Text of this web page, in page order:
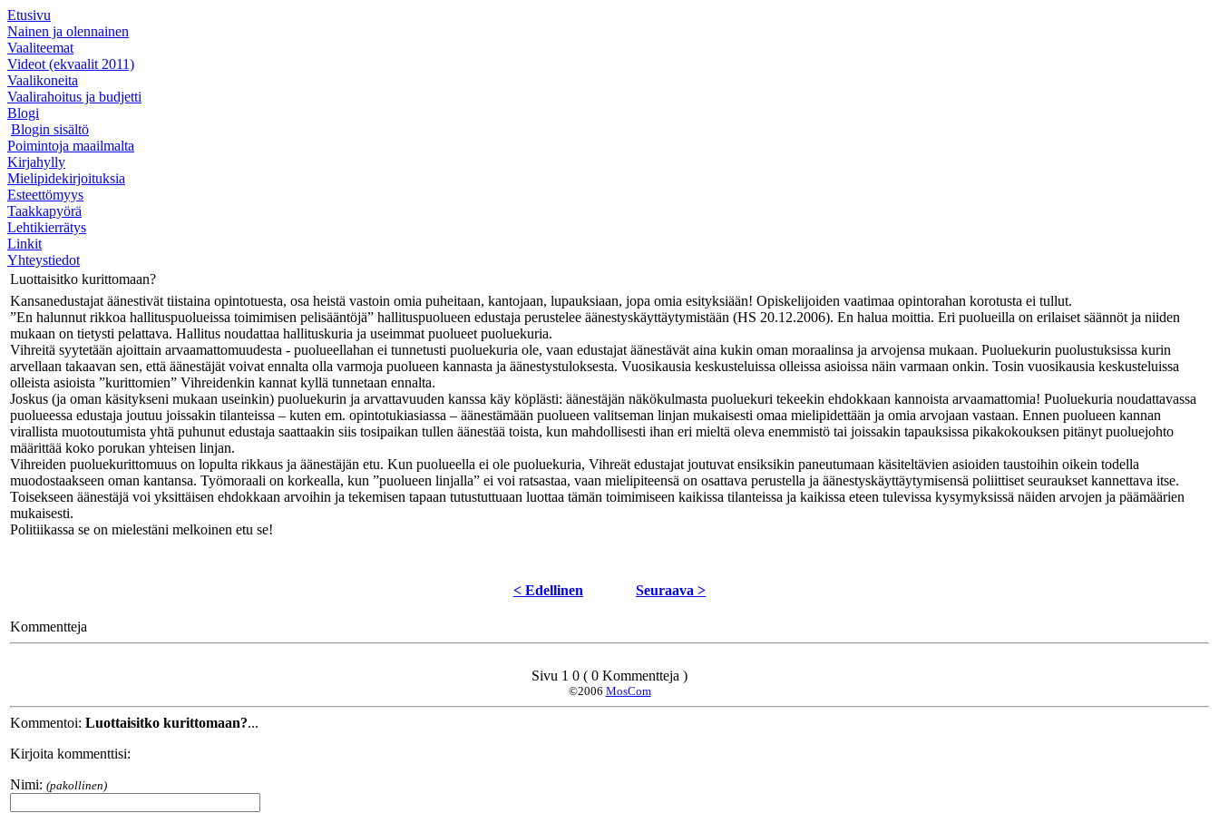
Etusivu
Nainen ja olennainen
Vaaliteemat
Videot (ekvaalit 2011)
Vaalikoneita
Vaalirahoitus ja budjetti
Blogi
Blogin sisältö
Poimintoja maailmalta
Kirjahylly
Mielipidekirjoituksia
Esteettömyys
Taakkapyörä
Lehtikierrätys
Linkit
Yhteystiedot
Luottaisitko kurittomaan?
Kansanedustajat äänestivät tiistaina opintotuesta, osa heistä vastoin omia puheitaan, kantojaan, lupauksiaan, jopa omia esityksiään! Opiskelijoiden vaatimaa opintorahan korotusta ei tullut.
”En halunnut rikkoa hallituspuolueissa toimimisen pelisääntöjä” hallituspuolueen edustaja perustelee äänestyskäyttäytymistään (HS 20.12.2006). En halua moittia. Eri puolueilla on erilaiset säännöt ja niiden
mukaan on tietysti pelattava. Hallitus noudattaa hallituskuria ja useimmat puolueet puoluekuria.
Vihreitä syytetään ajoittain arvaamattomuudesta - puolueellahan ei tunnetusti puoluekuria ole, vaan edustajat äänestävät aina kukin oman moraalinsa ja arvojensa mukaan. Puoluekurin puolustuksissa kurin
arvellaan takaavan sen, että äänestäjät voivat ennalta olla varmoja puolueen kannasta ja äänestystuloksesta. Vuosikausia keskusteluissa olleissa asioissa näin varmaan onkin. Tosin vuosikausia keskusteluissa
olleista asioista ”kurittomien” Vihreidenkin kannat kyllä tunnetaan ennalta.
Joskus (ja oman käsitykseni mukaan useinkin) puoluekurin ja arvattavuuden kanssa käy köplästi: äänestäjän näkökulmasta puoluekuri tekeekin ehdokkaan kannoista arvaamattomia! Puoluekuria noudattavassa
puolueessa edustaja joutuu joissakin tilanteissa – kuten em. opintotukiasiassa – äänestämään puolueen valitseman linjan mukaisesti omaa mielipidettään ja omia arvojaan vastaan. Ennen puolueen kannan
virallista muotoutumista yhtä puhunut edustaja saattaakin siis tosipaikan tullen äänestää toista, kun mahdollisesti ihan eri mieltä oleva enemmistö tai joissakin tapauksissa pikakokouksen pitänyt puoluejohto
määrittää koko porukan yhteisen linjan.
Vihreiden puoluekurittomuus on lopulta rikkaus ja äänestäjän etu. Kun puolueella ei ole puoluekuria, Vihreät edustajat joutuvat ensiksikin paneutumaan käsiteltävien asioiden taustoihin oikein todella
muodostaakseen oman kantansa. Työmoraali on korkealla, kun ”puolueen linjalla” ei voi ratsastaa, vaan mielipiteensä on osattava perustella ja äänestyskäyttäytymisensä poliittiset seuraukset kannettava itse.
Toisekseen äänestäjä voi yksittäisen ehdokkaan arvoihin ja tekemisen tapaan tutustuttuaan luottaa tämän toimimiseen kaikissa tilanteissa ja kaikissa eteen tulevissa kysymyksissä näiden arvojen ja päämäärien
mukaisesti.
Politiikassa se on mielestäni melkoinen etu se!
< Edellinen Seuraava >
Kommentteja
Sivu 1 0 ( 0 Kommentteja )
©2006 MosCom
Kommentoi: Luottaisitko kurittomaan?...
Kirjoita kommenttisi:
Nimi: (pakollinen)